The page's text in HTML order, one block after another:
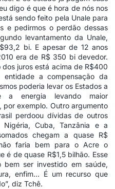
digo é que é hora de nós nos
sendo feito pela Unale para
e pedirmos o perdão dessas
levantamento da Unale,
bi. E apesar de 12 anos
era de R$ 350 bi devedor.
juros está acima de R$400
a compensação da
poderia levar os Estados a
a energia levando maior
exemplo. Outro argumento
perdoou dívidas de outros
Cuba, Tanzânia e a
chegam a quase R$
faria bem para o Acre o
é de quase R$1,5 bilhão. Esse
ser investido em saúde,
enfim… É um recurso que
diz Tchê.